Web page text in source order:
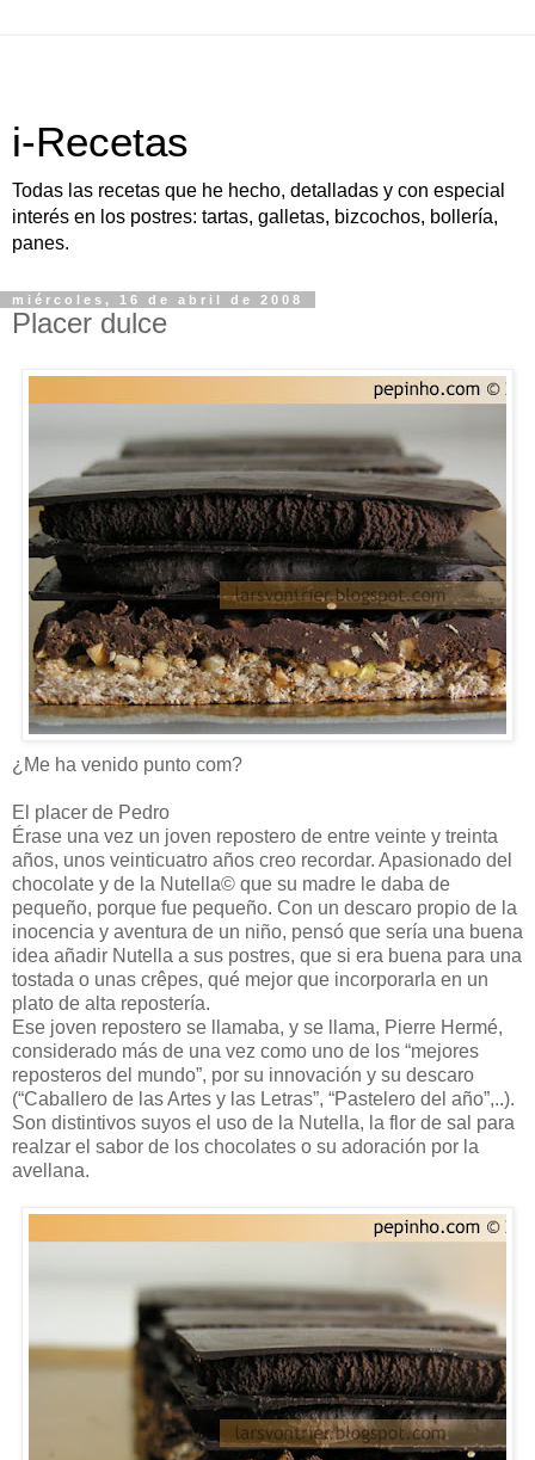
i-Recetas
Todas las recetas que he hecho, detalladas y con especial
interés en los postres: tartas, galletas, bizcochos, bollería,
panes.
miércoles, 16 de abril de 2008
Placer dulce
¿Me ha venido punto com?
El placer de Pedro
Érase una vez un joven repostero de entre veinte y treinta
años, unos veinticuatro años creo recordar. Apasionado del
chocolate y de la Nutella© que su madre le daba de
pequeño, porque fue pequeño. Con un descaro propio de la
inocencia y aventura de un niño, pensó que sería una buena
idea añadir Nutella a sus postres, que si era buena para una
tostada o unas crêpes, qué mejor que incorporarla en un
plato de alta repostería.
Ese joven repostero se llamaba, y se llama, Pierre Hermé,
considerado más de una vez como uno de los “mejores
reposteros del mundo”, por su innovación y su descaro
(“Caballero de las Artes y las Letras”, “Pastelero del año”,..).
Son distintivos suyos el uso de la Nutella, la flor de sal para
realzar el sabor de los chocolates o su adoración por la
avellana.